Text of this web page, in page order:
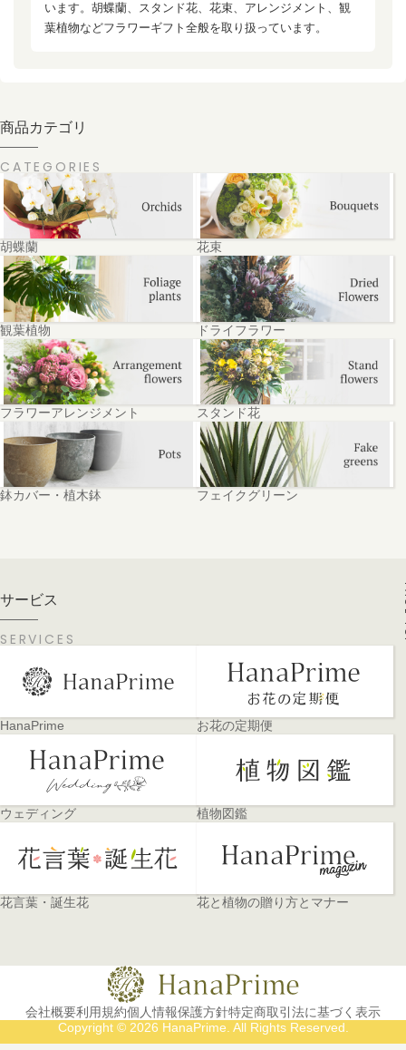
います。胡蝶蘭、スタンド花、花束、アレンジメント、観
葉植物などフラワーギフト全般を取り扱っています。
商品カテゴリ
CATEGORIES
胡蝶蘭 花束
観葉植物 ドライフラワー
フラワーアレンジメント スタンド花
鉢カバー・植木鉢 フェイクグリーン
サービス
SERVICES
HanaPrime お花の定期便
ウェディング 植物図鑑
花言葉・誕生花 花と植物の贈り方とマナー
会社概要利用規約個人情報保護方針特定商取引法に基づく表示
Copyright © 2026 HanaPrime. All Rights Reserved.